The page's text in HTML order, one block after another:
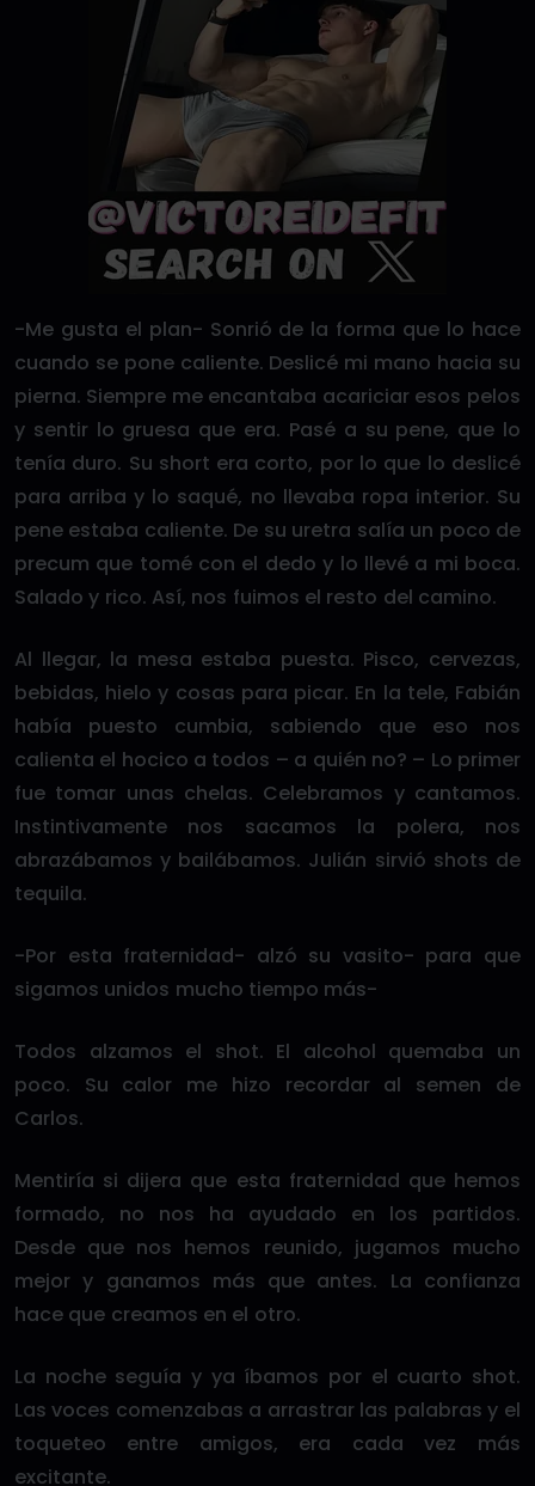
-Me gusta el plan- Sonrió de la forma que lo hace
cuando se pone caliente. Deslicé mi mano hacia su
pierna. Siempre me encantaba acariciar esos pelos
y sentir lo gruesa que era. Pasé a su pene, que lo
tenía duro. Su short era corto, por lo que lo deslicé
para arriba y lo saqué, no llevaba ropa interior. Su
pene estaba caliente. De su uretra salía un poco de
precum que tomé con el dedo y lo llevé a mi boca.
Salado y rico. Así, nos fuimos el resto del camino.
Al llegar, la mesa estaba puesta. Pisco, cervezas,
bebidas, hielo y cosas para picar. En la tele, Fabián
había puesto cumbia, sabiendo que eso nos
calienta el hocico a todos – a quién no? – Lo primer
fue tomar unas chelas. Celebramos y cantamos.
Instintivamente nos sacamos la polera, nos
abrazábamos y bailábamos. Julián sirvió shots de
tequila.
-Por esta fraternidad- alzó su vasito- para que
sigamos unidos mucho tiempo más-
Todos alzamos el shot. El alcohol quemaba un
poco. Su calor me hizo recordar al semen de
Carlos.
Mentiría si dijera que esta fraternidad que hemos
formado, no nos ha ayudado en los partidos.
Desde que nos hemos reunido, jugamos mucho
mejor y ganamos más que antes. La confianza
hace que creamos en el otro.
La noche seguía y ya íbamos por el cuarto shot.
Las voces comenzabas a arrastrar las palabras y el
toqueteo entre amigos, era cada vez más
excitante.